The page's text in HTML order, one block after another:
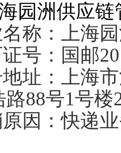
园洲供应
称：上海
号：国邮
址：上海
路88号1号楼
因：快递